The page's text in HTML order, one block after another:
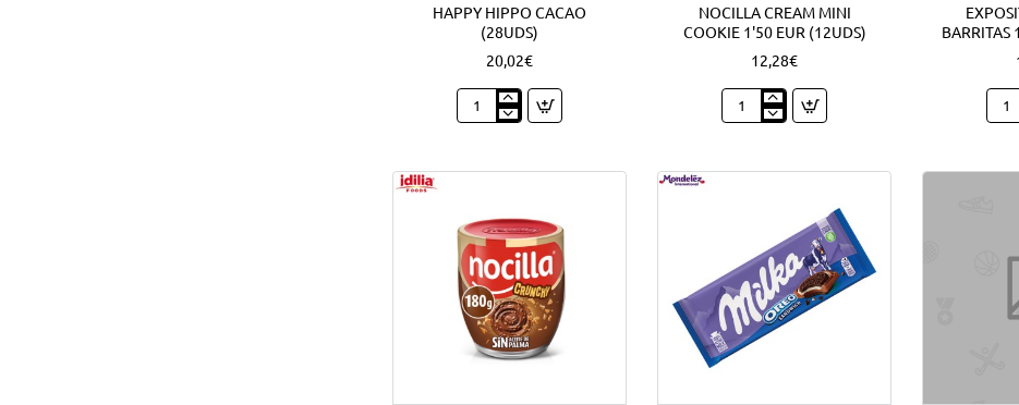
HAPPY HIPPO CACAO
(28UDS)
20,02€
Happy
NOCILLA CREAM MINI
COOKIE 1'50 EUR (12UDS)
12,28€
Nocilla
BARRITAS